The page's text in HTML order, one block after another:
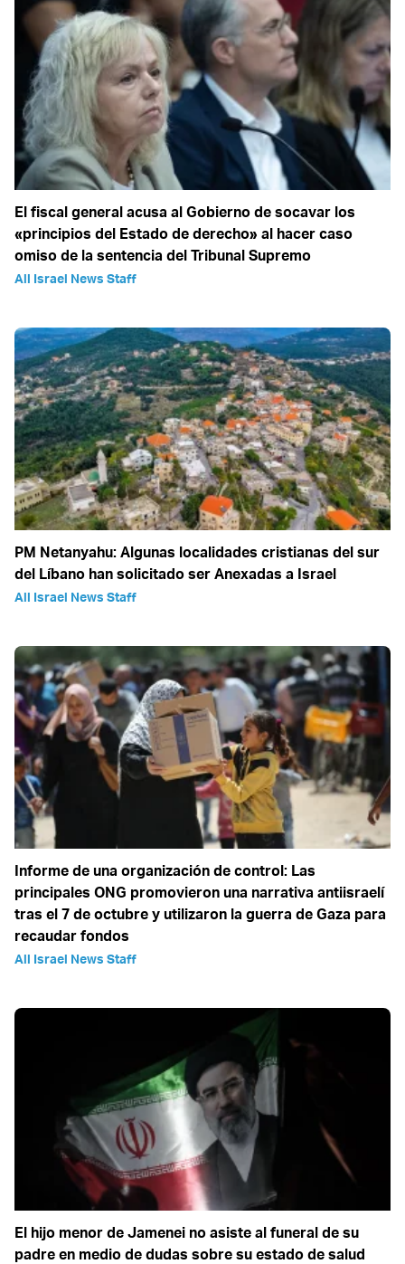
El fiscal general acusa al Gobierno de socavar los
«principios del Estado de derecho» al hacer caso
omiso de la sentencia del Tribunal Supremo
All Israel News Staff
PM Netanyahu: Algunas localidades cristianas del sur
del Líbano han solicitado ser Anexadas a Israel
All Israel News Staff
Informe de una organización de control: Las
principales ONG promovieron una narrativa antiisraelí
tras el 7 de octubre y utilizaron la guerra de Gaza para
recaudar fondos
All Israel News Staff
El hijo menor de Jamenei no asiste al funeral de su
padre en medio de dudas sobre su estado de salud